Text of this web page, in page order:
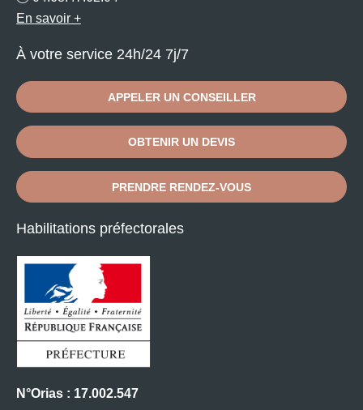
En savoir +
À votre service 24h/24 7j/7
APPELER UN CONSEILLER
OBTENIR UN DEVIS
PRENDRE RENDEZ-VOUS
Habilitations préfectorales
N°Orias : 17.002.547